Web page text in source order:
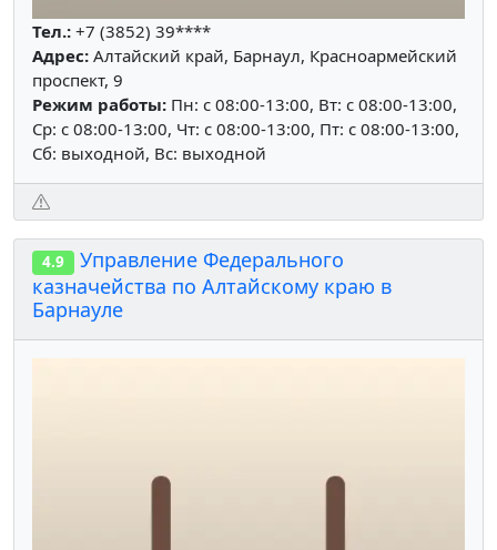
Тел.: +7 (3852) 39****
Адрес: Алтайский край, Барнаул, Красноармейский
проспект, 9
Режим работы: Пн: c 08:00-13:00, Вт: c 08:00-13:00,
Ср: c 08:00-13:00, Чт: c 08:00-13:00, Пт: c 08:00-13:00,
Сб: выходной, Вс: выходной
4.9
Управление Федерального
казначейства по Алтайскому краю в
Барнауле